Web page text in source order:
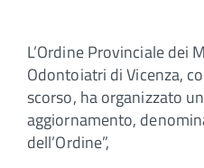
L’Ordine Provinciale dei
Odontoiatri di Vicenza,
scorso, ha organizzato
aggiornamento,
dell’Ordine”,